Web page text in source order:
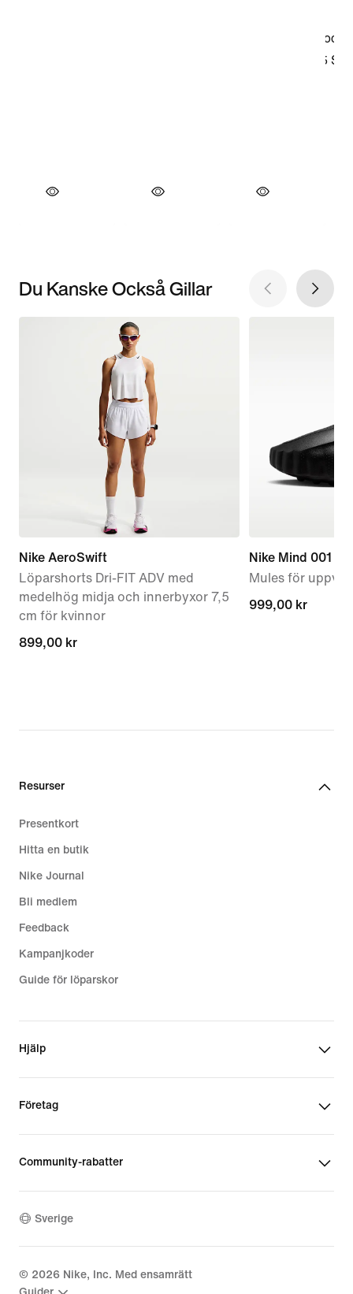
Du Kanske Också Gillar
Nike AeroSwift
Löparshorts Dri-FIT ADV med
medelhög midja och innerbyxor 7,5
cm för kvinnor
899,00 kr
899,00 kr
Nike Mind 001
Mules för
999,00 kr
999,00 kr
Resurser
Presentkort
Hitta en butik
Nike Journal
Bli medlem
Feedback
Kampanjkoder
Guide för löparskor
Hjälp
Företag
Community-rabatter
Sverige
© 2026 Nike, Inc. Med ensamrätt